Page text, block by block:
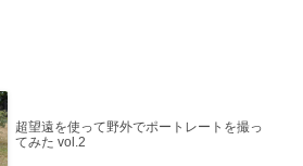
超望遠を使って野外でポートレートを撮っ
てみた vol.2